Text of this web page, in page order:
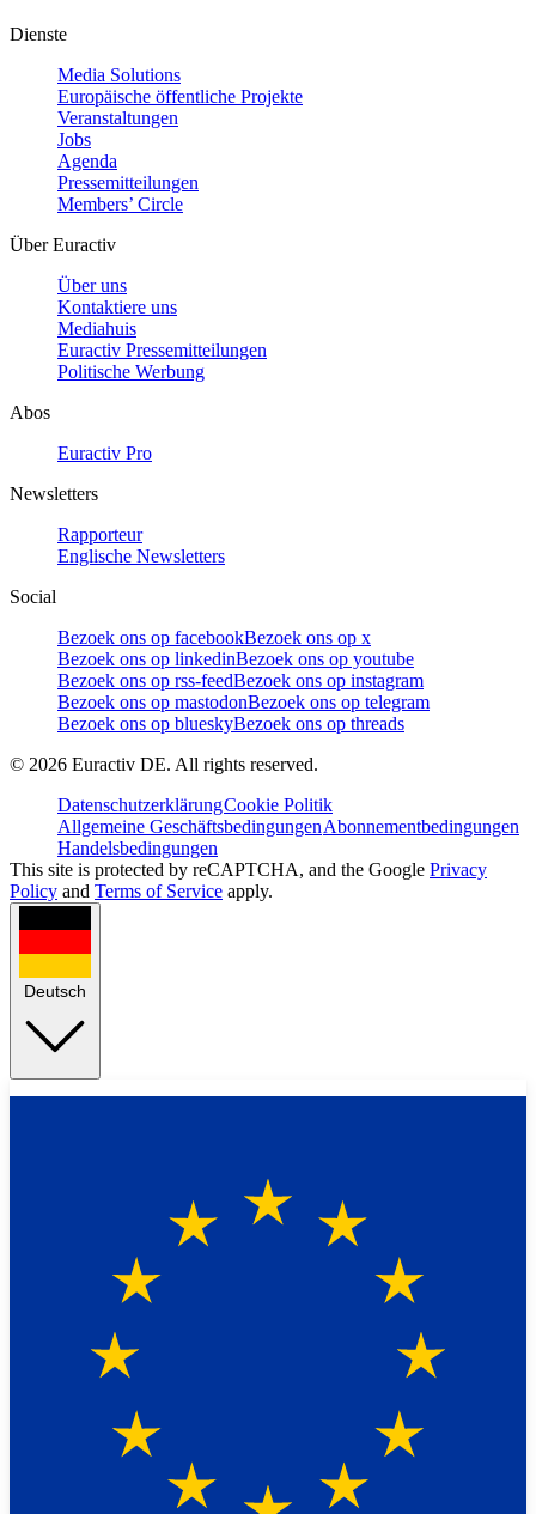
Dienste
Media Solutions
Europäische öffentliche Projekte
Veranstaltungen
Jobs
Agenda
Pressemitteilungen
Members’ Circle
Über Euractiv
Über uns
Kontaktiere uns
Mediahuis
Euractiv Pressemitteilungen
Politische Werbung
Abos
Euractiv Pro
Newsletters
Rapporteur
Englische Newsletters
Social
Bezoek ons op facebookBezoek ons op x
Bezoek ons op linkedinBezoek ons op youtube
Bezoek ons op rss-feedBezoek ons op instagram
Bezoek ons op mastodonBezoek ons op telegram
Bezoek ons op blueskyBezoek ons op threads
© 2026 Euractiv DE. All rights reserved.
DatenschutzerklärungCookie Politik
Allgemeine GeschäftsbedingungenAbonnementbedingungen
Handelsbedingungen
This site is protected by reCAPTCHA, and the Google Privacy
Policy and Terms of Service apply.
Deutsch